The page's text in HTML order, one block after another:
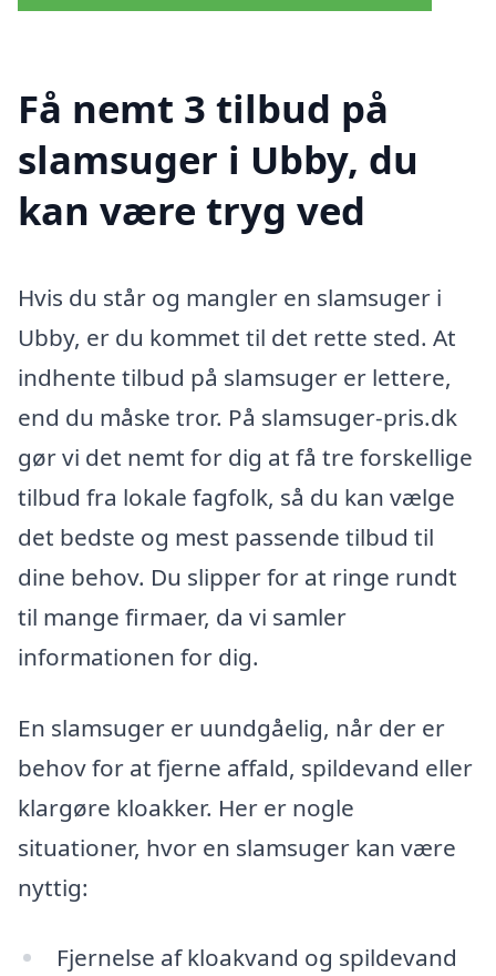
Få nemt 3 tilbud på
slamsuger i Ubby, du
kan være tryg ved
Hvis du står og mangler en slamsuger i
Ubby, er du kommet til det rette sted. At
indhente tilbud på slamsuger er lettere,
end du måske tror. På slamsuger-pris.dk
gør vi det nemt for dig at få tre forskellige
tilbud fra lokale fagfolk, så du kan vælge
det bedste og mest passende tilbud til
dine behov. Du slipper for at ringe rundt
til mange firmaer, da vi samler
informationen for dig.
En slamsuger er uundgåelig, når der er
behov for at fjerne affald, spildevand eller
klargøre kloakker. Her er nogle
situationer, hvor en slamsuger kan være
nyttig:
Fjernelse af kloakvand og spildevand